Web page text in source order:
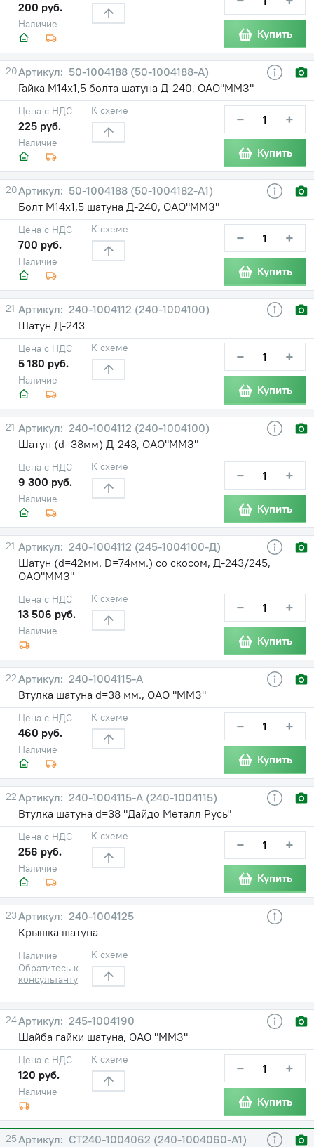
Наличие
200 руб.
Купить
20
50-1004188 (50-1004188-А)
Гайка М14х1,5 болта шатуна Д-240, ОАО"ММЗ"
Наличие
Цена с НДС
225 руб.
К схеме − +
Купить
20
50-1004188 (50-1004182-А1)
Болт М14х1,5 шатуна Д-240, ОАО"ММЗ"
Наличие
Цена с НДС
700 руб.
К схеме − +
Купить
21
240-1004112 (240-1004100)
Шатун Д-243
Наличие
Цена с НДС
5 180 руб.
К схеме − +
Купить
21
240-1004112 (240-1004100)
Шатун (d=38мм) Д-243, ОАО"ММЗ"
Наличие
Цена с НДС
9 300 руб.
К схеме − +
Купить
21
240-1004112 (245-1004100-Д)
Шатун (d=42мм. D=74мм.) со скосом, Д-243/245,
ОАО"ММЗ"
Наличие
Цена с НДС
13 506 руб.
К схеме − +
Купить
22
240-1004115-А
Втулка шатуна d=38 мм., ОАО "ММЗ"
Наличие
Цена с НДС
460 руб.
К схеме − +
Купить
22
240-1004115-А (240-1004115)
Втулка шатуна d=38 "Дайдо Металл Русь"
Наличие
Цена с НДС
256 руб.
К схеме − +
Купить
23
240-1004125
Крышка шатуна
Наличие
Обратитесь к
консультанту
К схеме
24
245-1004190
Шайба гайки шатуна, ОАО "ММЗ"
Наличие
Цена с НДС
120 руб.
К схеме − +
Купить
25
CT240-1004062 (240-1004060-А1)